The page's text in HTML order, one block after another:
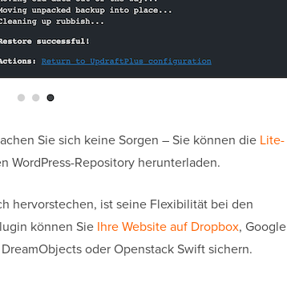
Sie sich keine Sorgen – Sie können die Lite-
WordPress-Repository herunterladen.
hervorstechen, ist seine Flexibilität bei den
können Sie Ihre Website auf Dropbox, Google
oder Openstack Swift sichern.